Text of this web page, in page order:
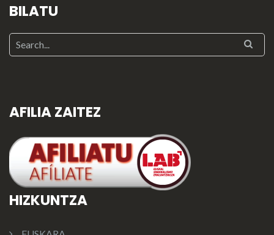
BILATU
AFILIA ZAITEZ
HIZKUNTZA